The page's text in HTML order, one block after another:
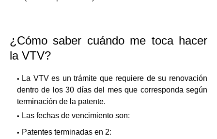
¿Cómo saber cuándo me toca hacer
la VTV?
La VTV es un trámite que requiere de su renovación
dentro de los 30 días del mes que corresponda según
terminación de la patente.
Las fechas de vencimiento son:
Patentes terminadas en 2: